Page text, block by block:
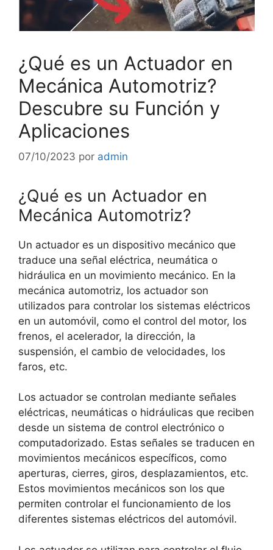
¿Qué es un Actuador en
Mecánica Automotriz?
Descubre su Función y
Aplicaciones
07/10/2023 por admin
¿Qué es un Actuador en
Mecánica Automotriz?
Un actuador es un dispositivo mecánico que
traduce una señal eléctrica, neumática o
hidráulica en un movimiento mecánico. En la
mecánica automotriz, los actuador son
utilizados para controlar los sistemas eléctricos
en un automóvil, como el control del motor, los
frenos, el acelerador, la dirección, la
suspensión, el cambio de velocidades, los
faros, etc.
Los actuador se controlan mediante señales
eléctricas, neumáticas o hidráulicas que reciben
desde un sistema de control electrónico o
computadorizado. Estas señales se traducen en
movimientos mecánicos específicos, como
aperturas, cierres, giros, desplazamientos, etc.
Estos movimientos mecánicos son los que
permiten controlar el funcionamiento de los
diferentes sistemas eléctricos del automóvil.